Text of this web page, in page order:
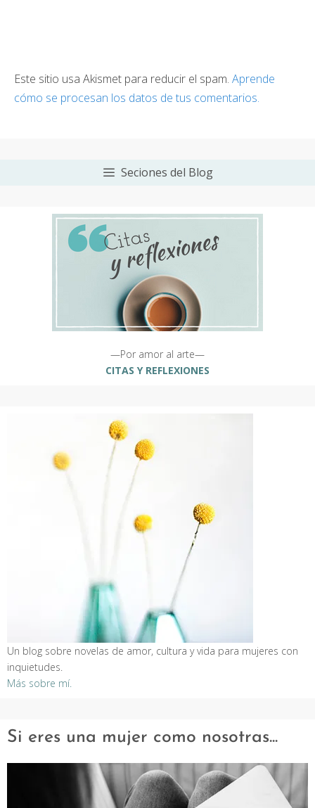
Este sitio usa Akismet para reducir el spam. Aprende
cómo se procesan los datos de tus comentarios.
Seciones del Blog
—Por amor al arte—
CITAS Y REFLEXIONES
Un blog sobre novelas de amor, cultura y vida para mujeres con
inquietudes.
Más sobre mí.
Si eres una mujer como nosotras...